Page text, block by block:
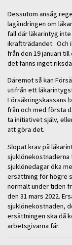
Dessutom ansåg
lagändringen om
fall där läkarintyg
ikraftträdandet. Och
från den 19 januari
det fanns inget
Däremot så kan
utifrån ett
Försäkringskassans
från och med första
ta initiativet själv,
att göra det.
Slopat krav på
sjuklönekostnaderna
sjuklönedagar öka
ersättning för högre
normalt under tiden
den 31 mars 2022.
sjuklönekostnaden,
ersättningen ska då
arbetsgivarna får.